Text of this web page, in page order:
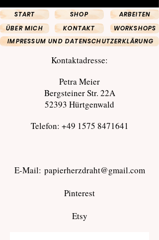
ÜBER MICH
SHOP
ARBEITEN
WORKSHOPS
KONTAKT
IMPRESSUM UND DATENSCHUTZERKLÄRUNG
START
Kontaktadresse:
Petra Meier
Bergsteiner Str. 22A
52393 Hürtgenwald
Telefon: +49 1575 8471641
E-Mail: papierherzdraht@gmail.com
Pinterest
Etsy